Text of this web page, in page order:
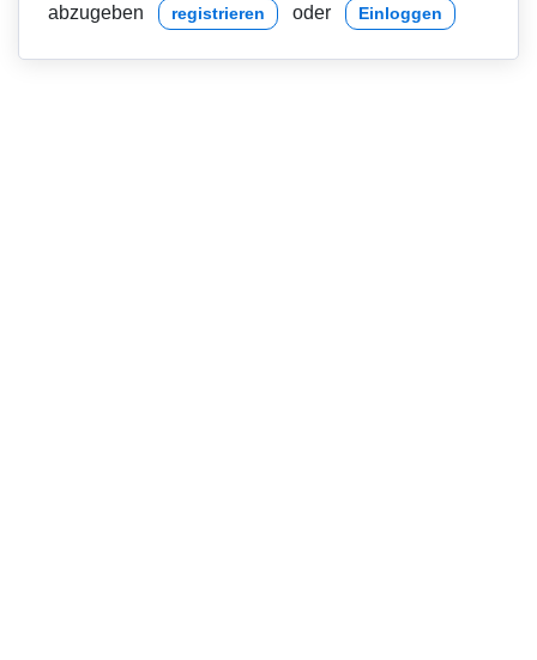
abzugeben
registrieren oder Einloggen